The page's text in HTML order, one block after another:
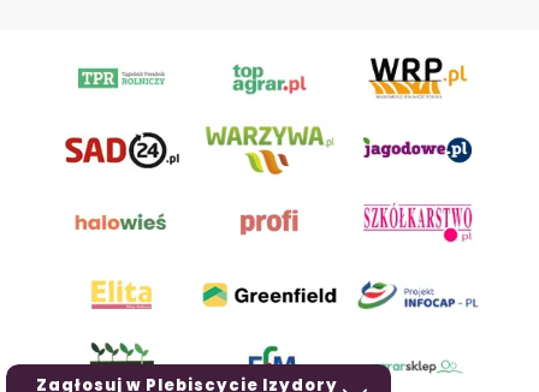
Zagłosuj w Plebiscycie Izydory